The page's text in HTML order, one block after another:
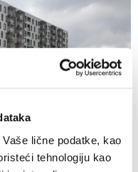
Vaše lične podatke, kao
tehnologiju kao